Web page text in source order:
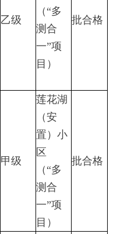
乙级
（“多
测合
一”项
目）
批合格
甲级
莲花湖
（安
置）小
区
（“多
测合
一”项
目）
批合格